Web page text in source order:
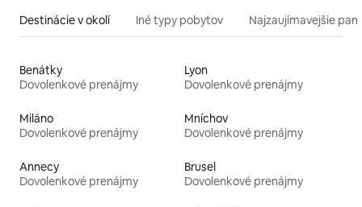
Destinácie v okolí Iné typy pobytov Najzaujímavejšie
Benátky
Dovolenkové prenájmy
Lyon
Dovolenkové prenájmy
Miláno
Dovolenkové prenájmy
Mníchov
Dovolenkové prenájmy
Annecy
Dovolenkové prenájmy
Brusel
Dovolenkové prenájmy